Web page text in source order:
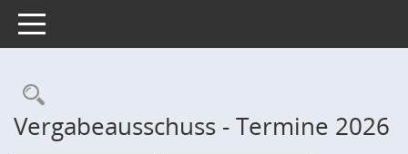
Toggle navigation
Rechercheauswahl
Vergabeausschuss - Termine 2026